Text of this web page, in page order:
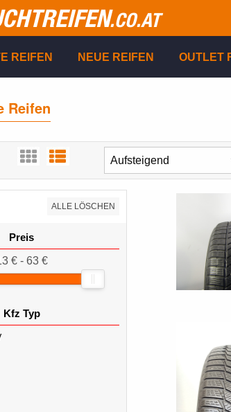
.CO.AT
REIFEN NEUE REIFEN OUTLET
Reifen
ALLE LÖSCHEN
Preis
€ - 63 €
Kfz Typ